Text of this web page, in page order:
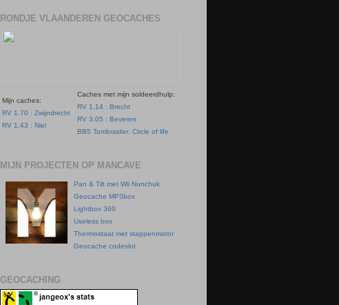
RONDJE VLAANDEREN GEOCACHES
Mijn caches:
RV 1.70 : Zwijndrecht
RV 1.43 : Niel
Caches met mijn soldeerdhulp:
RV 1.14 : Brecht
RV 3.05 : Beveren
BB5 Tombraider: Circle of life
MIJN PROJECTEN OP MANCAVE
Pan & Tilt met Wii Nunchuk
Geocache MP3box
Lightbox 360
Useless box
Thermostaat met stappenmotor
Geocache codeslot
GEOCACHING